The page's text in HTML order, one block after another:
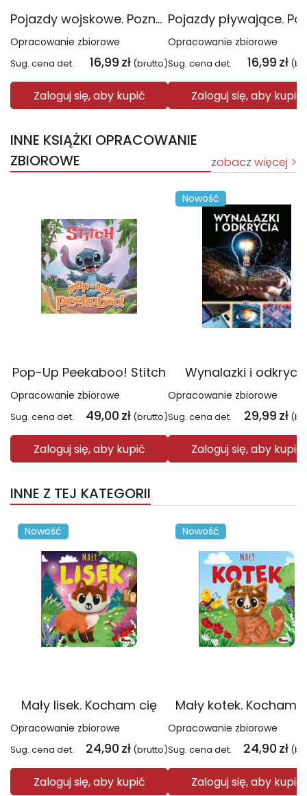
Pojazdy wojskowe. Poznajemy pojazdy
Opracowanie zbiorowe
Sug. cena det. 16,99 zł (brutto)
Zaloguj się, aby kupić
Opracowanie zbiorowe
Sug. cena det. 16,99 zł
Zaloguj się, aby kupić
INNE KSIĄŻKI OPRACOWANIE
ZBIOROWE
zobacz więcej
Pop-Up Peekaboo! Stitch
Opracowanie zbiorowe
Sug. cena det. 49,00 zł (brutto)
Zaloguj się, aby kupić
Nowość
Wynalazki i
Opracowanie zbiorowe
Sug. cena det. 29,99 zł
Zaloguj się, aby kupić
INNE Z TEJ KATEGORII
Nowość
Mały lisek. Kocham cię
Opracowanie zbiorowe
Sug. cena det. 24,90 zł (brutto)
Zaloguj się, aby kupić
Nowość
Mały kotek. Kocham
Opracowanie zbiorowe
Sug. cena det. 24,90 zł
Zaloguj się, aby kupić